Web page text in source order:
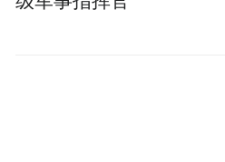
先后入选国家级生态